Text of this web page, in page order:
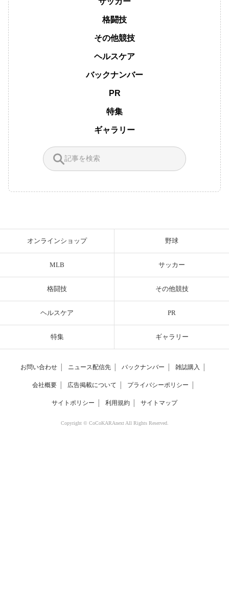
格闘技
その他競技
ヘルスケア
バックナンバー
PR
特集
ギャラリー
オンラインショップ 野球
MLB サッカー
格闘技 その他競技
ヘルスケア PR
特集 ギャラリー
お問い合わせ ニュース配信先 バックナンバー 雑誌購入
会社概要 広告掲載について プライバシーポリシー
サイトポリシー 利用規約 サイトマップ
Copyright © CoCoKARAnext All Rights Reserved.